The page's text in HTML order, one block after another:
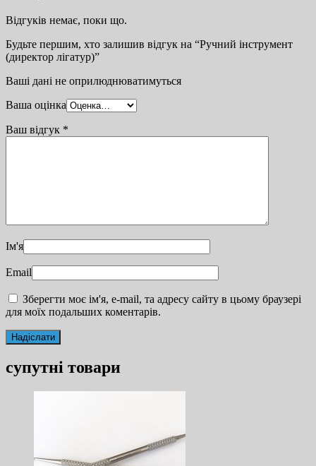
Відгуків немає, поки що.
Будьте першим, хто залишив відгук на “Ручний інструмент
(директор лігатур)”
Ваші дані не оприлюднюватимуться
Ваша оцінка
Ваш відгук *
Ім'я
Email
Зберегти моє ім'я, e-mail, та адресу сайту в цьому браузері
для моїх подальших коментарів.
супутні товари